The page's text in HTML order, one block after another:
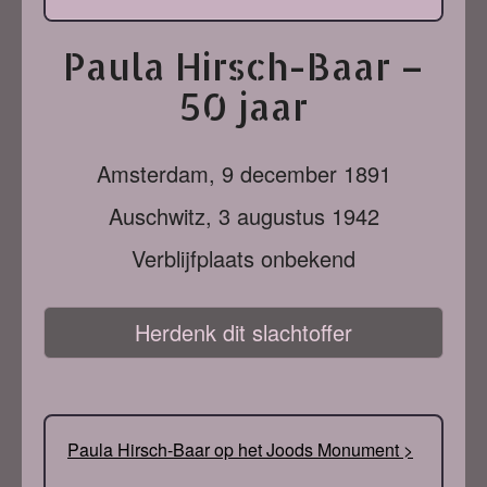
Paula Hirsch-Baar –
50 jaar
Amsterdam, 9 december 1891
Auschwitz, 3 augustus 1942
Verblijfplaats onbekend
Herdenk dit slachtoffer
Paula Hirsch-Baar op het Joods Monument >